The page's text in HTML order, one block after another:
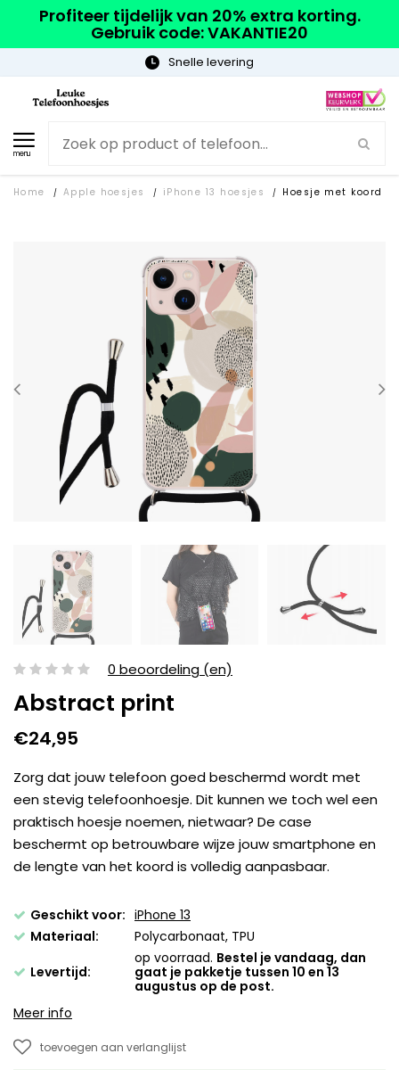
Profiteer tijdelijk van 20% extra korting.
Gebruik code: VAKANTIE20
Gratis verzending
menu
Home / Apple hoesjes / iPhone 13 hoesjes / Hoesje met koord
0 beoordeling (en)
Abstract print
€24,95
Zorg dat jouw telefoon goed beschermd wordt met
een stevig telefoonhoesje. Dit kunnen we toch wel een
praktisch hoesje noemen, nietwaar? De case
beschermt op betrouwbare wijze jouw smartphone en
de lengte van het koord is volledig aanpasbaar.
Geschikt voor: iPhone 13
Materiaal:
Polycarbonaat, TPU
Levertijd:
op voorraad. Bestel je vandaag, dan
gaat je pakketje tussen 10 en 13
augustus op de post.
Meer info
toevoegen aan verlanglijst